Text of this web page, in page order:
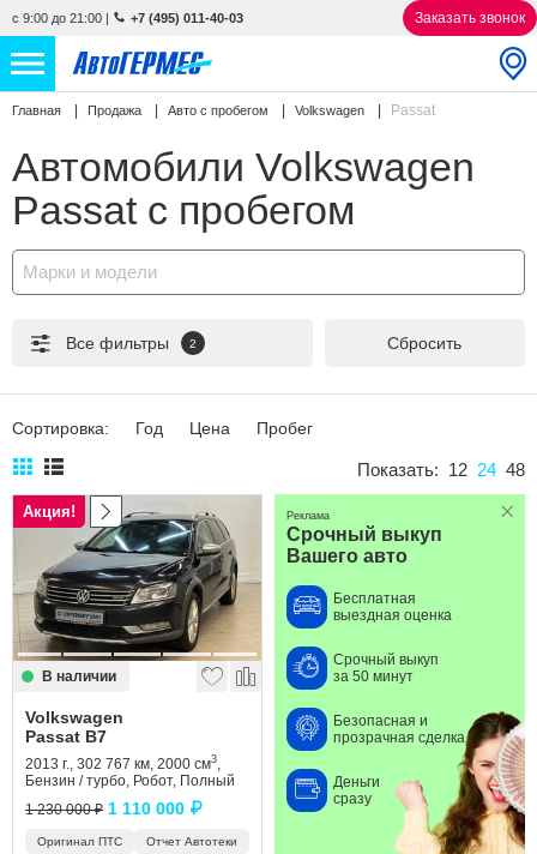
с 9:00 до 21:00 | +7 (495) 011-40-03 Заказать звонок
НОВЫЕ АВТОМОБИЛИ 4772 авто
С ПРОБЕГОМ 865 авто
УСЛУГИ
АКЦИИ
КОНТАКТЫ
Избранное
Сравнение
Личный кабинет
Главная Продажа Авто с пробегом Volkswagen Passat
Автомобили Volkswagen
Passat с пробегом
Марки и модели
Все фильтры 2 Сбросить
Сортировка: Год Цена Пробег
Показать: 12 24 48
Акция!
В наличии
Volkswagen
Passat B7
2013 г., 302 767 км, 2000 см3,
Бензин / турбо, Робот, Полный
1 230 000 ₽ 1 110 000 ₽
Оригинал ПТС Отчет Автотеки
Срочный выкуп
Вашего авто
Бесплатная
выездная оценка
Срочный выкуп
за 50 минут
Безопасная и
прозрачная сделка
Деньги
сразу
Реклама